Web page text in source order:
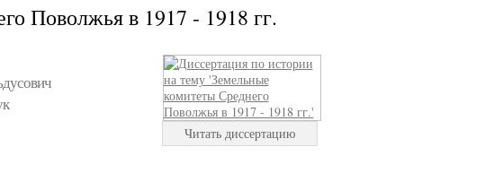
Поволжья в 1917 - 1918 гг.
Читать диссертацию